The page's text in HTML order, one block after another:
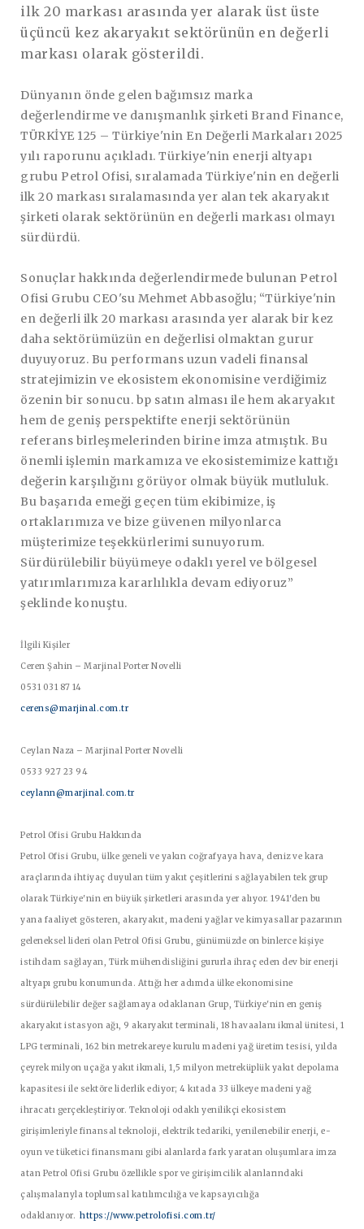
ilk 20 markası arasında yer alarak üst üste
üçüncü kez akaryakıt sektörünün en değerli
markası olarak gösterildi.
Dünyanın önde gelen bağımsız marka
değerlendirme ve danışmanlık şirketi Brand Finance,
TÜRKİYE 125 – Türkiye'nin En Değerli Markaları 2025
yılı raporunu açıkladı. Türkiye'nin enerji altyapı
grubu Petrol Ofisi, sıralamada Türkiye'nin en değerli
ilk 20 markası sıralamasında yer alan tek akaryakıt
şirketi olarak sektörünün en değerli markası olmayı
sürdürdü.
Sonuçlar hakkında değerlendirmede bulunan Petrol
Ofisi Grubu CEO'su Mehmet Abbasoğlu; “Türkiye'nin
en değerli ilk 20 markası arasında yer alarak bir kez
daha sektörümüzün en değerlisi olmaktan gurur
duyuyoruz. Bu performans uzun vadeli finansal
stratejimizin ve ekosistem ekonomisine verdiğimiz
özenin bir sonucu. bp satın alması ile hem akaryakıt
hem de geniş perspektifte enerji sektörünün
referans birleşmelerinden birine imza atmıştık. Bu
önemli işlemin markamıza ve ekosistemimize kattığı
değerin karşılığını görüyor olmak büyük mutluluk.
Bu başarıda emeği geçen tüm ekibimize, iş
ortaklarımıza ve bize güvenen milyonlarca
müşterimize teşekkürlerimi sunuyorum.
Sürdürülebilir büyümeye odaklı yerel ve bölgesel
yatırımlarımıza kararlılıkla devam ediyoruz”
şeklinde konuştu.
İlgili Kişiler
Ceren Şahin – Marjinal Porter Novelli
0531 031 87 14
cerens@marjinal.com.tr
Ceylan Naza – Marjinal Porter Novelli
0533 927 23 94
ceylann@marjinal.com.tr
Petrol Ofisi Grubu Hakkında
Petrol Ofisi Grubu, ülke geneli ve yakın coğrafyaya hava, deniz ve kara
araçlarında ihtiyaç duyulan tüm yakıt çeşitlerini sağlayabilen tek grup
olarak Türkiye'nin en büyük şirketleri arasında yer alıyor. 1941'den bu
yana faaliyet gösteren, akaryakıt, madeni yağlar ve kimyasallar pazarının
geleneksel lideri olan Petrol Ofisi Grubu, günümüzde on binlerce kişiye
istihdam sağlayan, Türk mühendisliğini gururla ihraç eden dev bir enerji
altyapı grubu konumunda. Attığı her adımda ülke ekonomisine
sürdürülebilir değer sağlamaya odaklanan Grup, Türkiye'nin en geniş
akaryakıt istasyon ağı, 9 akaryakıt terminali, 18 havaalanı ikmal ünitesi, 1
LPG terminali, 162 bin metrekareye kurulu madeni yağ üretim tesisi, yılda
çeyrek milyon uçağa yakıt ikmali, 1,5 milyon metreküplük yakıt depolama
kapasitesi ile sektöre liderlik ediyor; 4 kıtada 33 ülkeye madeni yağ
ihracatı gerçekleştiriyor. Teknoloji odaklı yenilikçi ekosistem
girişimleriyle finansal teknoloji, elektrik tedariki, yenilenebilir enerji, e-
oyun ve tüketici finansmanı gibi alanlarda fark yaratan oluşumlara imza
atan Petrol Ofisi Grubu özellikle spor ve girişimcilik alanlarındaki
çalışmalarıyla toplumsal katılımcılığa ve kapsayıcılığa
odaklanıyor. https://www.petrolofisi.com.tr/